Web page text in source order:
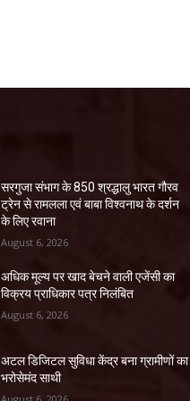
सरगुजा संभाग के 850 श्रद्धालु भारत गौरव
ट्रेन से रामलला एवं बाबा विश्वनाथ के दर्शन
के लिए रवाना
August 6, 2026
अधिक मूल्य पर खाद बेचने वाली एजेंसी का
विक्रय प्राधिकार पत्र निलंबित
August 6, 2026
अटल डिजिटल सुविधा केंद्र बना ग्रामीणों का
भरोसेमंद साथी